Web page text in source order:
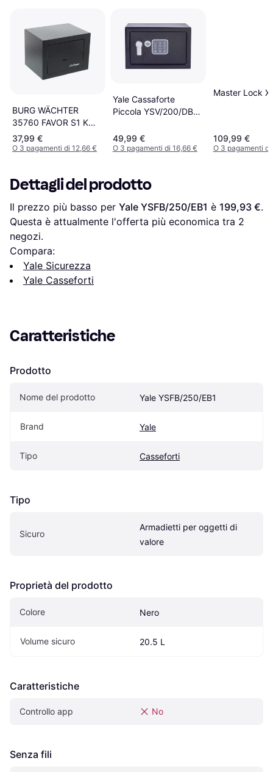
BURG WÄCHTER
35760 FAVOR S1 K
Cassaforte Antifurto
Serratura A Chiave
37,99 €
O 3 pagamenti di 12,66 €
Yale Cassaforte
Piccola YSV/200/DB2
cm
49,99 €
O 3 pagamenti di 16,66 €
Master Lock
109,99 €
O 3 pagamenti
Dettagli del prodotto
Il prezzo più basso per Yale YSFB/250/EB1 è 199,93 €.
Questa è attualmente l'offerta più economica tra 2
negozi.
Compara:
Yale Sicurezza
Yale Casseforti
Caratteristiche
Prodotto
Nome del prodotto Yale YSFB/250/EB1
Brand Yale
Tipo Casseforti
Tipo
Sicuro
Armadietti per oggetti di
valore
Proprietà del prodotto
Colore Nero
Volume sicuro 20.5 L
Caratteristiche
Controllo app No
Senza fili